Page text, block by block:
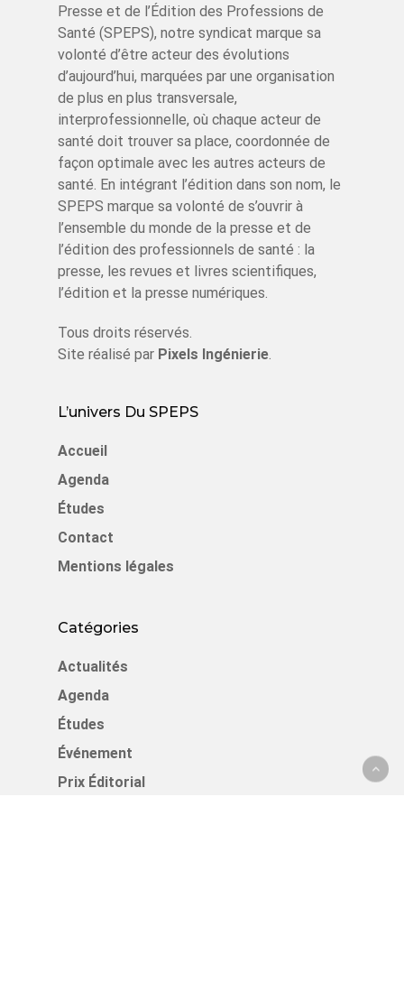
Presse et de l’Édition des Professions de
Santé (SPEPS), notre syndicat marque sa
volonté d’être acteur des évolutions
d’aujourd’hui, marquées par une organisation
de plus en plus transversale,
interprofessionnelle, où chaque acteur de
santé doit trouver sa place, coordonnée de
façon optimale avec les autres acteurs de
santé. En intégrant l’édition dans son nom, le
SPEPS marque sa volonté de s’ouvrir à
l’ensemble du monde de la presse et de
l’édition des professionnels de santé : la
presse, les revues et livres scientifiques,
l’édition et la presse numériques.
Tous droits réservés.
Site réalisé par Pixels Ingénierie.
L’univers Du SPEPS
Accueil
Agenda
Études
Contact
Mentions légales
Catégories
Actualités
Agenda
Études
Événement
Prix Éditorial